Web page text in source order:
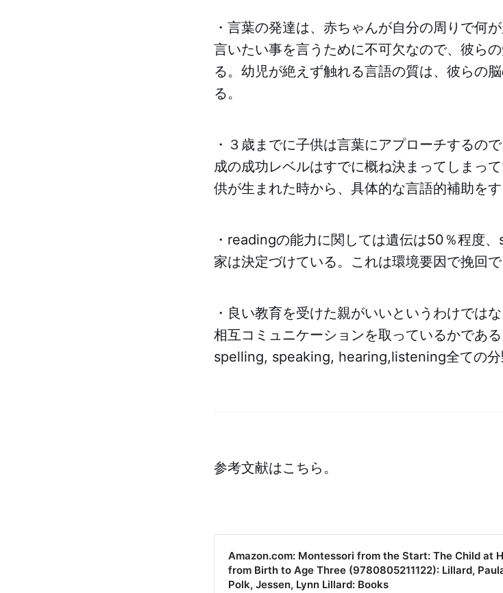
・言葉の発達は、赤ちゃんが自分の周りで何
言いたい事を言うために不可欠なので、彼ら
る。幼児が絶えず触れる言語の質は、彼らの
る。
・３歳までに子供は言葉にアプローチするの
成の成功レベルはすでに概ね決まってしまっ
供が生まれた時から、具体的な言語的補助をす
・readingの能力に関しては遺伝は50％程度
家は決定づけている。これは環境要因で挽回で
・良い教育を受けた親がいいというわけでは
相互コミュニケーションを取っているかであ
spelling, speaking, hearing,listening全ての分
参考文献はこちら。
Amazon.com: Montessori from the Start: The Child at
from Birth to Age Three (9780805211122): Lillard,
Polk, Jessen, Lynn Lillard: Books